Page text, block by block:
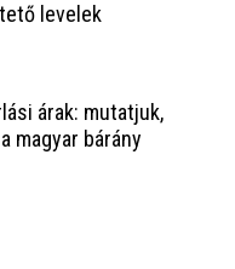
levelek
árak: mutatjuk,
magyar bárány